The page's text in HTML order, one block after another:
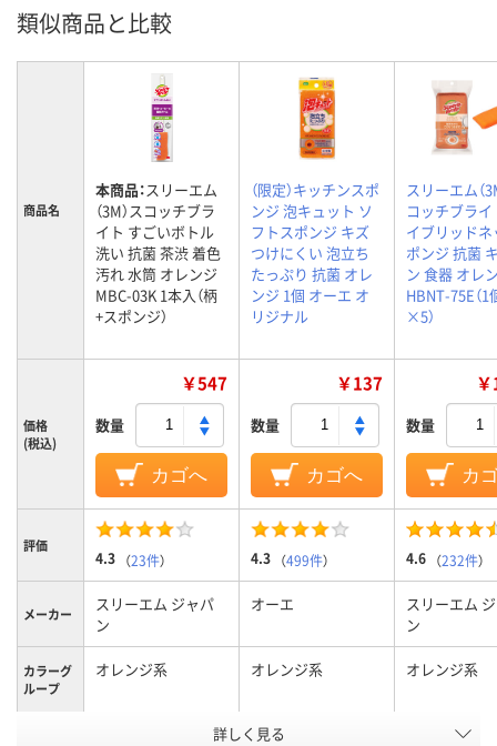
類似商品と比較
商品名
本商品：スリーエム
（3M）スコッチブラ
イト すごいボトル
洗い 抗菌 茶渋 着色
汚れ 水筒 オレンジ
MBC-03K 1本入（柄
+スポンジ）
（限定）キッチンスポ
ンジ 泡キュット ソ
フトスポンジ キズ
つけにくい 泡立ち
たっぷり 抗菌 オレ
ンジ 1個 オーエ オ
リジナル
スリーエム（
コッチブライ
イブリッド
ポンジ 抗菌
ン 食器 オレ
HBNT-75E（1
×5）
価格
(税込)
￥547
数量
カゴへ
￥137
数量
カゴへ
数量
カ
評価
4.3 （23件） 4.3 （499件） 4.6 （232件）
メーカー
スリーエム ジャパ
ン
オーエ
スリーエム
ン
カラーグ
ループ
オレンジ系 オレンジ系 オレンジ系
キッチン・台所 キッチン・台
詳しく見る